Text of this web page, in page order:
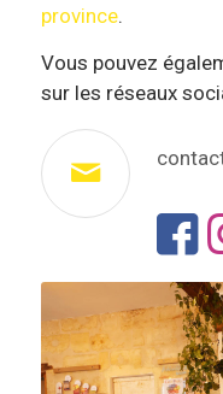
province.
Vous pouvez
sur les réseaux